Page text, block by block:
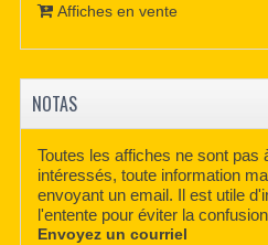
Affiches en vente
NOTAS
Toutes les affiches ne sont pas
intéressés, toute information
envoyant un email. Il est utile
l'entente pour éviter la
Envoyez un courriel